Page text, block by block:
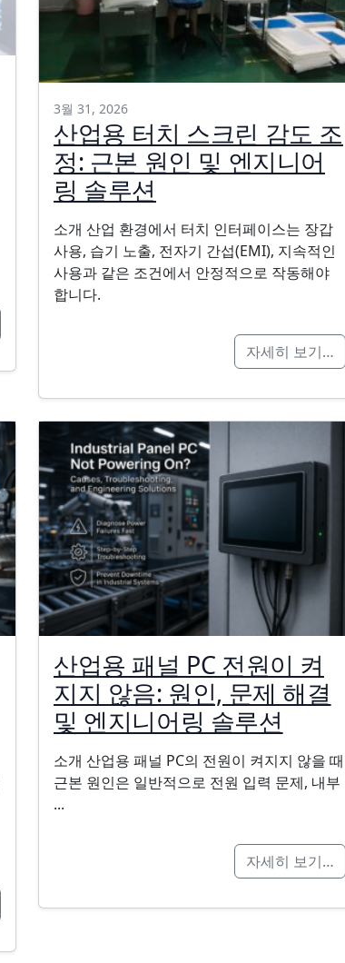
3월 31, 2026
산업용 터치 스크린 감도 조
정: 근본 원인 및 엔지니어
링 솔루션
소개 산업 환경에서 터치 인터페이스는 장갑
사용, 습기 노출, 전자기 간섭(EMI), 지속적인
사용과 같은 조건에서 안정적으로 작동해야
합니다.
자세히 보기…
산업용 패널 PC 전원이 켜
지지 않음: 원인, 문제 해결
및 엔지니어링 솔루션
소개 산업용 패널 PC의 전원이 켜지지 않을 때
근본 원인은 일반적으로 전원 입력 문제, 내부
...
자세히 보기…